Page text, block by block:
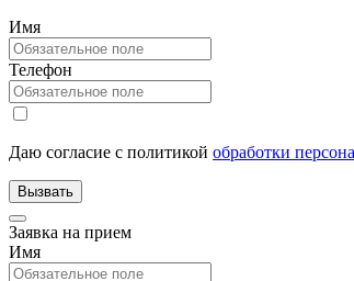
Имя
Телефон
Даю согласие с политикой обработки
Заявка на прием
Имя